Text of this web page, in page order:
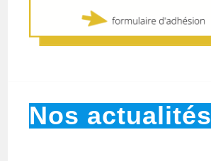
Nos actualités